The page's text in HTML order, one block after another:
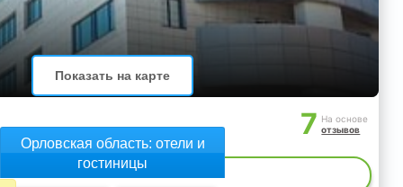
Показать на карте
Орловская область: отели и
гостиницы
7 На основе
отзывов
МЕСТ